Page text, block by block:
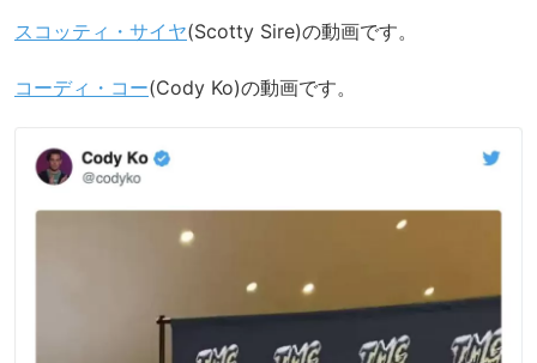
スコッティ・サイヤ(Scotty Sire)の動画です。
コーディ・コー(Cody Ko)の動画です。